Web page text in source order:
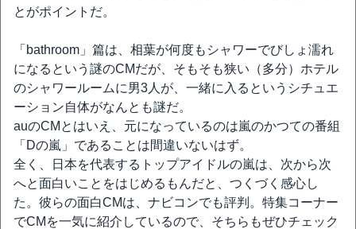
とがポイントだ。
「bathroom」篇は、相葉が何度もシャワーでびしょ濡れ
になるという謎のCMだが、そもそも狭い（多分）ホテル
のシャワールームに男3人が、一緒に入るというシチュエ
ーション自体がなんとも謎だ。
auのCMとはいえ、元になっているのは嵐のかつての番組
「Dの嵐」であることは間違いないはず。
全く、日本を代表するトップアイドルの嵐は、次から次
へと面白いことをはじめるもんだと、つくづく感心し
た。彼らの面白CMは、ナビコンでも評判。特集コーナー
でCMを一気に紹介しているので、そちらもぜひチェック